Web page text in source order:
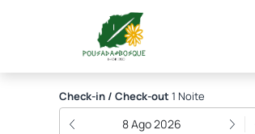
Pousada do
Check-in / Check-out 1 Noite
8 Ago 2026